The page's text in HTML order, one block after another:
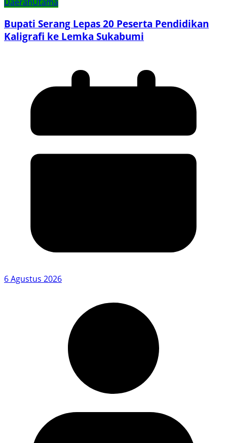
Bupati Serang Lepas 20 Peserta Pendidikan
Kaligrafi ke Lemka Sukabumi
6 Agustus 2026